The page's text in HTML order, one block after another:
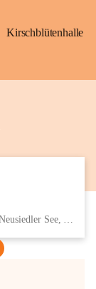
Kirschblütenhalle
Eisenstädter Straße 18, 7091 Breitenbrunn am Neusiedler See, AUT